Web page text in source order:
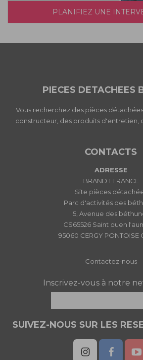
PLANIFIEZ UNE
PIECES DETACHEES
Vous recherchez des pièces
constructeur, des produits d'entretien,
CONTACTS
ADRESSE
BRANDT FRANCE
Site pièces
Parc d'activités des
5, Avenue des
CS65526 Saint ouen
95060 CERGY PONTOISE
Contactez-nous
Inscrivez-vous à notre
SUIVEZ-NOUS SUR LES